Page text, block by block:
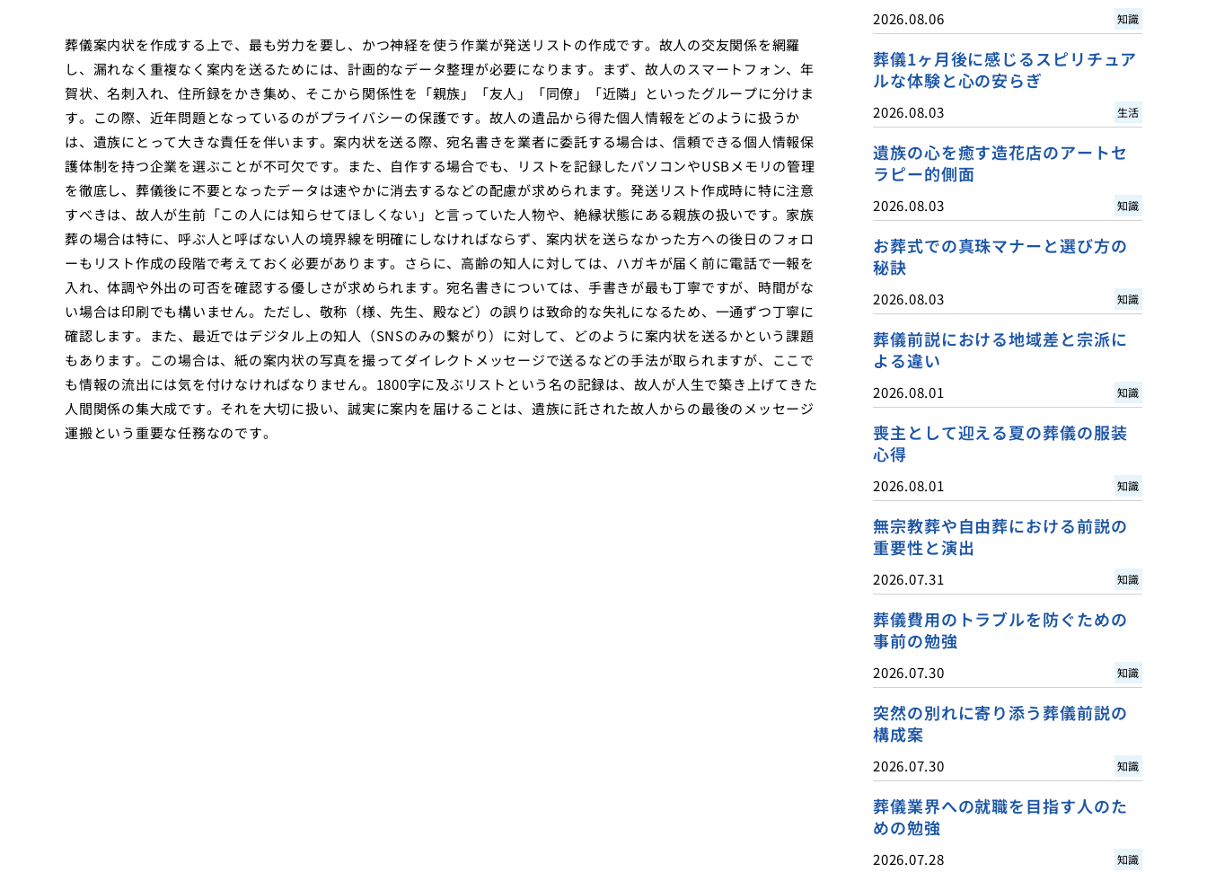
葬儀案内状を作成する上で、最も労力を要し、かつ神経を使う作業が発送リストの作成です。故人の交友関係を網羅
し、漏れなく重複なく案内を送るためには、計画的なデータ整理が必要になります。まず、故人のスマートフォン、年
賀状、名刺入れ、住所録をかき集め、そこから関係性を「親族」「友人」「同僚」「近隣」といったグループに分けま
す。この際、近年問題となっているのがプライバシーの保護です。故人の遺品から得た個人情報をどのように扱うか
は、遺族にとって大きな責任を伴います。案内状を送る際、宛名書きを業者に委託する場合は、信頼できる個人情報保
護体制を持つ企業を選ぶことが不可欠です。また、自作する場合でも、リストを記録したパソコンやUSBメモリの管理
を徹底し、葬儀後に不要となったデータは速やかに消去するなどの配慮が求められます。発送リスト作成時に特に注意
すべきは、故人が生前「この人には知らせてほしくない」と言っていた人物や、絶縁状態にある親族の扱いです。家族
葬の場合は特に、呼ぶ人と呼ばない人の境界線を明確にしなければならず、案内状を送らなかった方への後日のフォロ
ーもリスト作成の段階で考えておく必要があります。さらに、高齢の知人に対しては、ハガキが届く前に電話で一報を
入れ、体調や外出の可否を確認する優しさが求められます。宛名書きについては、手書きが最も丁寧ですが、時間がな
い場合は印刷でも構いません。ただし、敬称（様、先生、殿など）の誤りは致命的な失礼になるため、一通ずつ丁寧に
確認します。また、最近ではデジタル上の知人（SNSのみの繋がり）に対して、どのように案内状を送るかという課題
もあります。この場合は、紙の案内状の写真を撮ってダイレクトメッセージで送るなどの手法が取られますが、ここで
も情報の流出には気を付けなければなりません。1800字に及ぶリストという名の記録は、故人が人生で築き上げてきた
人間関係の集大成です。それを大切に扱い、誠実に案内を届けることは、遺族に託された故人からの最後のメッセージ
運搬という重要な任務なのです。
2026.08.06 知識
葬儀1ヶ月後に感じるスピリチュア
ルな体験と心の安らぎ
2026.08.03 生活
遺族の心を癒す造花店のアートセ
ラピー的側面
2026.08.03 知識
お葬式での真珠マナーと選び方の
秘訣
2026.08.03 知識
葬儀前説における地域差と宗派に
よる違い
2026.08.01 知識
喪主として迎える夏の葬儀の服装
心得
2026.08.01 知識
無宗教葬や自由葬における前説の
重要性と演出
2026.07.31 知識
葬儀費用のトラブルを防ぐための
事前の勉強
2026.07.30 知識
突然の別れに寄り添う葬儀前説の
構成案
2026.07.30 知識
葬儀業界への就職を目指す人のた
めの勉強
2026.07.28 知識